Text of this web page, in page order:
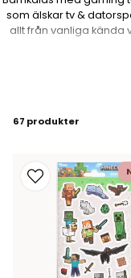
som älskar tv &
allt från vanliga kända
generella
dukning för tv-spels
får med allt som
67 produkter